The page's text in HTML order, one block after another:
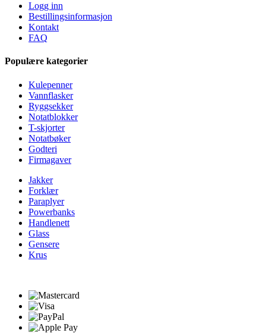
Logg inn
Bestillingsinformasjon
Kontakt
FAQ
Populære kategorier
Kulepenner
Vannflasker
Ryggsekker
Notatblokker
T-skjorter
Notatbøker
Godteri
Firmagaver
Jakker
Forklær
Paraplyer
Powerbanks
Handlenett
Glass
Gensere
Krus